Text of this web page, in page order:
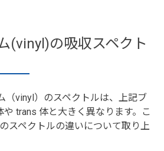
(vinyl)の吸収スペクト
（vinyl）のスペクトルは、上記ブ
trans 体と大きく異なります。こ
スペクトルの違いについて取り上